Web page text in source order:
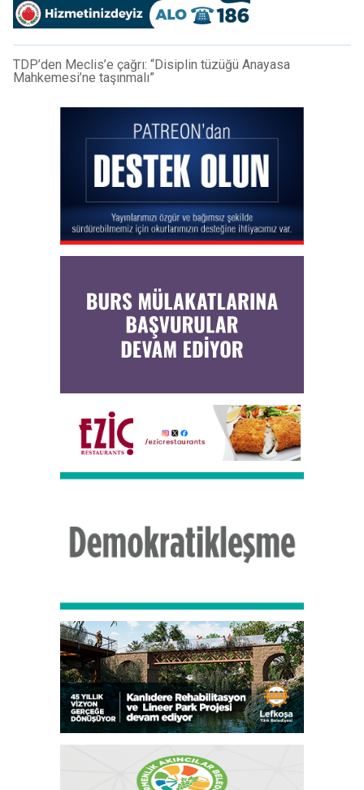
TDP’den Meclis’e çağrı: “Disiplin tüzüğü Anayasa
Mahkemesi’ne taşınmalı”